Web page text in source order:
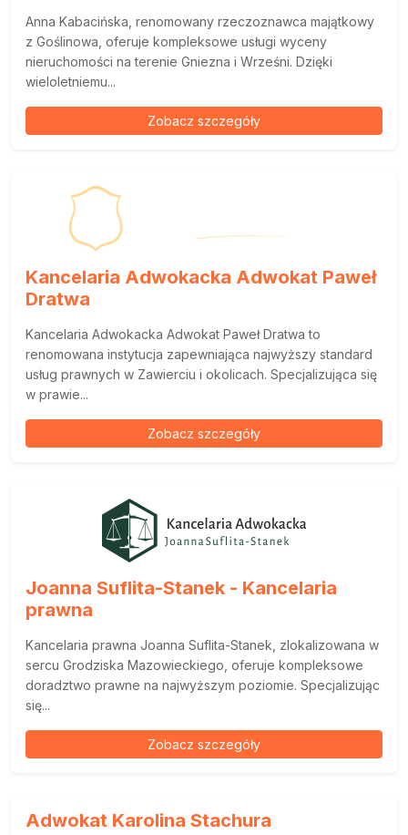
Anna Kabacińska, renomowany rzeczoznawca majątkowy
z Goślinowa, oferuje kompleksowe usługi wyceny
nieruchomości na terenie Gniezna i Wrześni. Dzięki
wieloletniemu...
Zobacz szczegóły
Kancelaria Adwokacka Adwokat Paweł
Dratwa
Kancelaria Adwokacka Adwokat Paweł Dratwa to
renomowana instytucja zapewniająca najwyższy standard
usług prawnych w Zawierciu i okolicach. Specjalizująca się
w prawie...
Zobacz szczegóły
Joanna Suflita-Stanek - Kancelaria
prawna
Kancelaria prawna Joanna Suflita-Stanek, zlokalizowana w
sercu Grodziska Mazowieckiego, oferuje kompleksowe
doradztwo prawne na najwyższym poziomie. Specjalizując
się...
Zobacz szczegóły
Adwokat Karolina Stachura